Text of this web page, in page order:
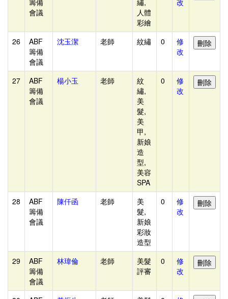
校)
導
老
師
選
手
廣
聯
絡
(付
人
前
端-
籌備
會議
繡,
人體
彩繪
改
26
ABF
籌備
會議
沈玉潔 老師 紋繡 0
修
改
27
ABF
籌備
會議
楊小玉 老師
紋
繡,
美
髮,
美
甲,
新娘
造
型,
美容
SPA
0
修
改
28
ABF
籌備
會議
陳仟函 老師
美
髮,
新娘
彩妝
造型
0
修
改
29
ABF
籌備
會議
林瑋倫 老師
美髮
評審
0
修
改